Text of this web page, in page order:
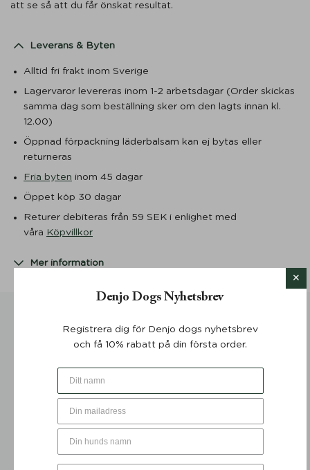
att se så att du får önskat resultat.
Leverans & Byten
Alltid fri frakt inom Sverige
Lagervaror levereras inom 1-2 arbetsdagar (Order skickas
samma dag som beställning sker om den lagts innan kl.
12.00)
Öppnad förpackning läderbalsam kan ej bytas eller
returneras
Fria byten inom 45 dagar
Öppet köp 30 dagar
Returer debiteras från 59 SEK i enlighet med
våra Köpvillkor
Mer information
Denjo Dogs Nyhetsbrev
Registrera dig för Denjo dogs nyhetsbrev
och få 10% rabatt på din första order.